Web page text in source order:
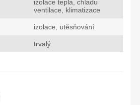
izolace tepla, chladu
ventilace, klimatizace
izolace, utěsňování
trvalý